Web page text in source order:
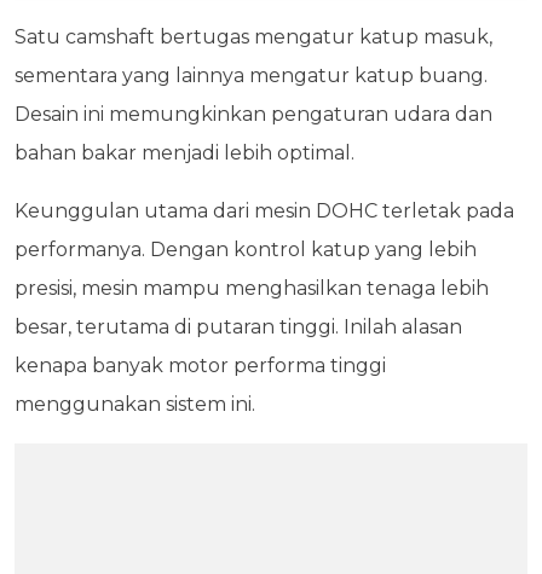
Satu camshaft bertugas mengatur katup masuk,
sementara yang lainnya mengatur katup buang.
Desain ini memungkinkan pengaturan udara dan
bahan bakar menjadi lebih optimal.
Keunggulan utama dari mesin DOHC terletak pada
performanya. Dengan kontrol katup yang lebih
presisi, mesin mampu menghasilkan tenaga lebih
besar, terutama di putaran tinggi. Inilah alasan
kenapa banyak motor performa tinggi
menggunakan sistem ini.